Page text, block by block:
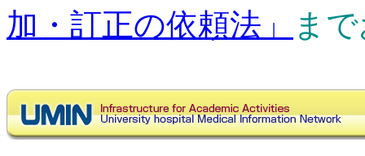
加・訂正の依頼法」
ま